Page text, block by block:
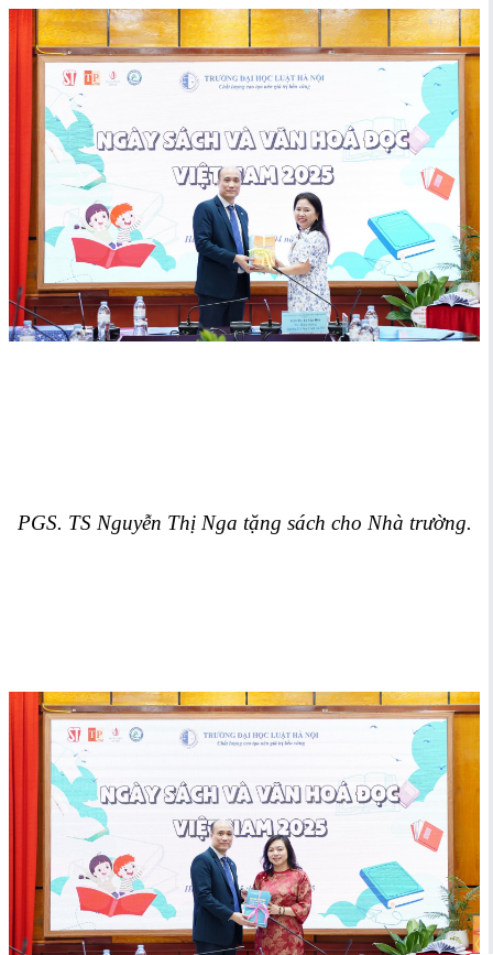
PGS. TS Nguyễn Thị Nga tặng sách cho Nhà trường.